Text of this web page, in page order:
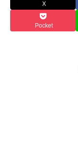
X
Pocket